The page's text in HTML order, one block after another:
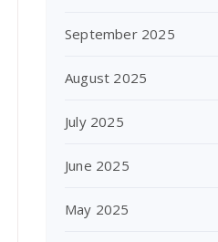
September 2025
August 2025
July 2025
June 2025
May 2025